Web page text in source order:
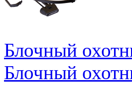
Блочный
Блочный